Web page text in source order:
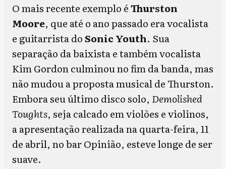
O mais recente exemplo éThurston
Moore, que até o ano passado era vocalista
e guitarrista doSonic Youth. Sua
separação da baixista e também vocalista
Kim Gordon culminou no fim da banda, mas
não mudou a proposta musical de Thurston.
Embora seu último disco solo, Demolished
Toughts, seja calcado em violões e violinos,
a apresentação realizada na quarta-feira, 11
de abril, no bar Opinião, esteve longe de ser
suave.